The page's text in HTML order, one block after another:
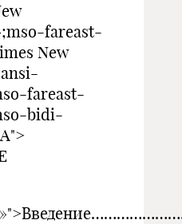
fareast-
New
fareast-
bidi-